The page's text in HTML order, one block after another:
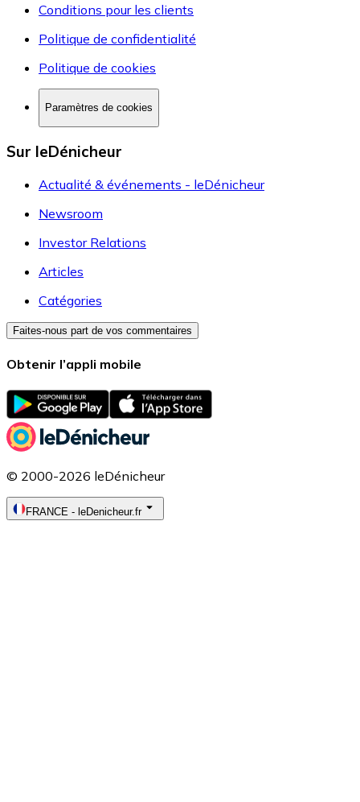
Conditions pour les clients
Politique de confidentialité
Politique de cookies
Paramètres de cookies
Sur leDénicheur
Actualité & événements - leDénicheur
Newsroom
Investor Relations
Articles
Catégories
Faites-nous part de vos commentaires
Obtenir l’appli mobile
© 2000-2026 leDénicheur
FRANCE - leDenicheur.fr